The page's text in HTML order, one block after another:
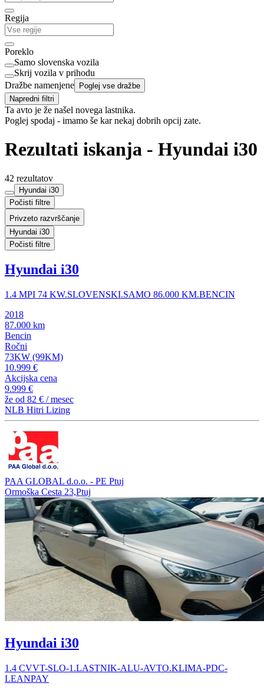
Regija
Poreklo
Samo slovenska vozila
Skrij vozila v prihodu
Dražbe namenjene Poglej vse dražbe
Napredni filtri
Ta avto je že našel novega lastnika.
Poglej spodaj - imamo še kar nekaj dobrih opcij zate.
Rezultati iskanja - Hyundai i30
42 rezultatov
Hyundai i30
Počisti filtre
Privzeto razvrščanje
Hyundai i30
Počisti filtre
Hyundai i30
1.4 MPI 74 KW.SLOVENSKI.SAMO 86.000 KM.BENCIN
2018
87.000 km
Bencin
Ročni
73KW (99KM)
10.999 €
Akcijska cena
9.999 €
že od 82 € / mesec
NLB Hitri Lizing
PAA GLOBAL d.o.o. - PE Ptuj
Ormoška Cesta 23,Ptuj
Hyundai i30
1.4 CVVT-SLO-1.LASTNIK-ALU-AVTO.KLIMA-PDC-
LEANPAY